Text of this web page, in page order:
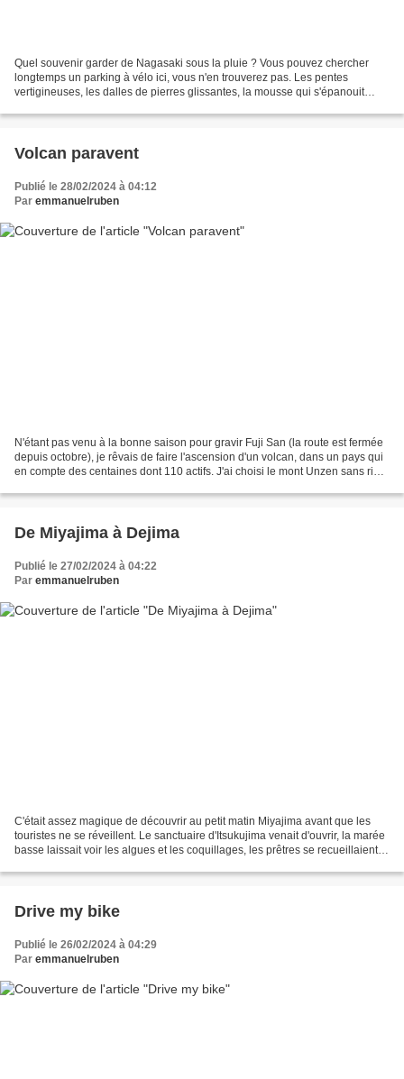
Quel souvenir garder de Nagasaki sous la pluie ? Vous pouvez chercher
longtemps un parking à vélo ici, vous n'en trouverez pas. Les pentes
vertigineuses, les dalles de pierres glissantes, la mousse qui s'épanouit
Volcan paravent
Publié le 28/02/2024 à 04:12
Par emmanuelruben
N'étant pas venu à la bonne saison pour gravir Fuji San (la route est fermée
depuis octobre), je rêvais de faire l'ascension d'un volcan, dans un pays qui
en compte des centaines dont 110 actifs. J'ai choisi le mont Unzen sans rien
De Miyajima à Dejima
Publié le 27/02/2024 à 04:22
Par emmanuelruben
C'était assez magique de découvrir au petit matin Miyajima avant que les
touristes ne se réveillent. Le sanctuaire d'Itsukujima venait d'ouvrir, la marée
basse laissait voir les algues et les coquillages, les prêtres se recueillaient
Drive my bike
Publié le 26/02/2024 à 04:29
Par emmanuelruben